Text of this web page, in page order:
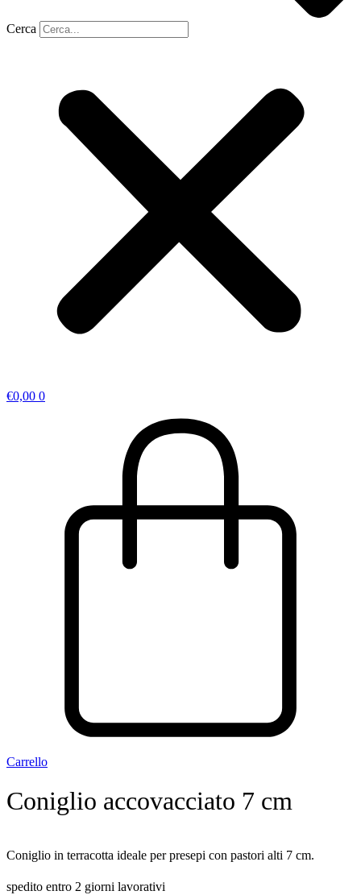
Cerca
€0,00 0
Carrello
Coniglio accovacciato 7 cm
Coniglio in terracotta ideale per presepi con pastori alti 7 cm.
spedito entro 2 giorni lavorativi